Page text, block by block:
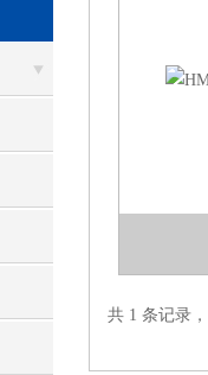
共 1 条记录